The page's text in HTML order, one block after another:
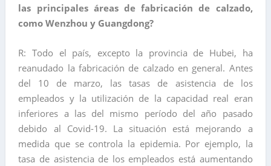
las principales áreas de fabricación de calzado,
como Wenzhou y Guangdong?
R: Todo el país, excepto la provincia de Hubei, ha
reanudado la fabricación de calzado en general. Antes
del 10 de marzo, las tasas de asistencia de los
empleados y la utilización de la capacidad real eran
inferiores a las del mismo período del año pasado
debido al Covid-19. La situación está mejorando a
medida que se controla la epidemia. Por ejemplo, la
tasa de asistencia de los empleados está aumentando